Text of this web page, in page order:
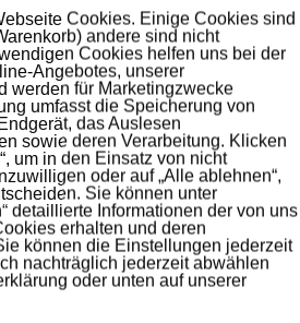
Cookies. Einige Cookies sind
andere sind nicht
Cookies helfen uns bei der
Angebotes, unserer
werden für Marketingzwecke
umfasst die Speicherung von
das Auslesen
sowie deren Verarbeitung. Klicken
um in den Einsatz von nicht
oder auf „Alle ablehnen“,
Sie können unter
detaillierte Informationen der von uns
erhalten und deren
können die Einstellungen jederzeit
nachträglich jederzeit abwählen
oder unten auf unserer